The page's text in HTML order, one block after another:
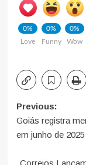
0%
Love
0%
Funny
0%
Wow
Post
Previous:
Goiás registra
em junho de 2025
Correios